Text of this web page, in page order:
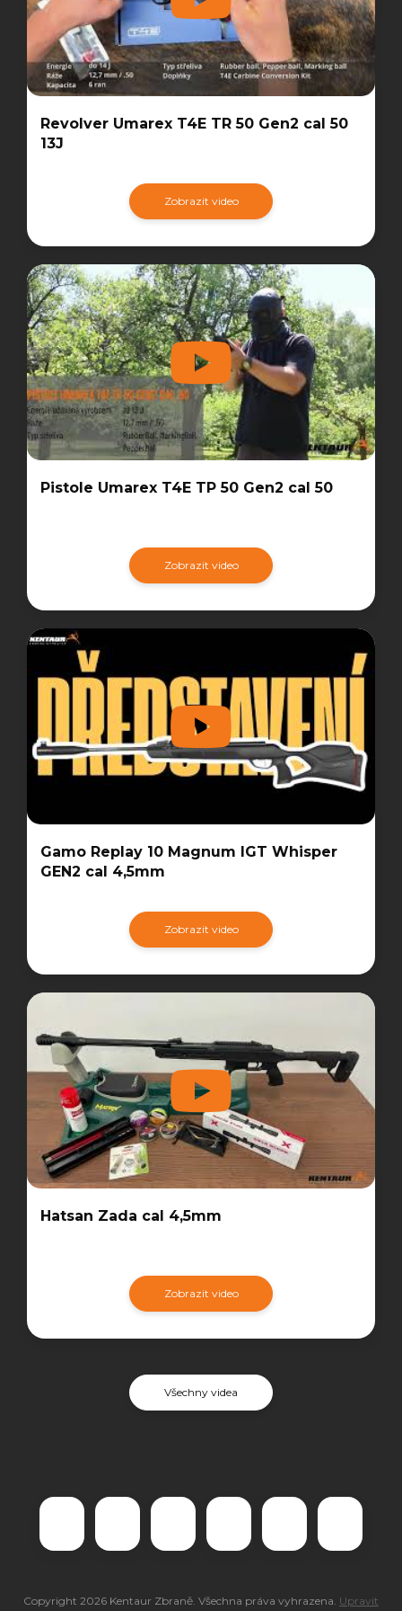
Revolver Umarex T4E TR 50 Gen2 cal 50
13J
Zobrazit video
Pistole Umarex T4E TP 50 Gen2 cal 50
Zobrazit video
Gamo Replay 10 Magnum IGT Whisper
GEN2 cal 4,5mm
Zobrazit video
Hatsan Zada cal 4,5mm
Zobrazit video
Všechny videa
Copyright 2026 Kentaur Zbraně. Všechna práva vyhrazena. Upravit